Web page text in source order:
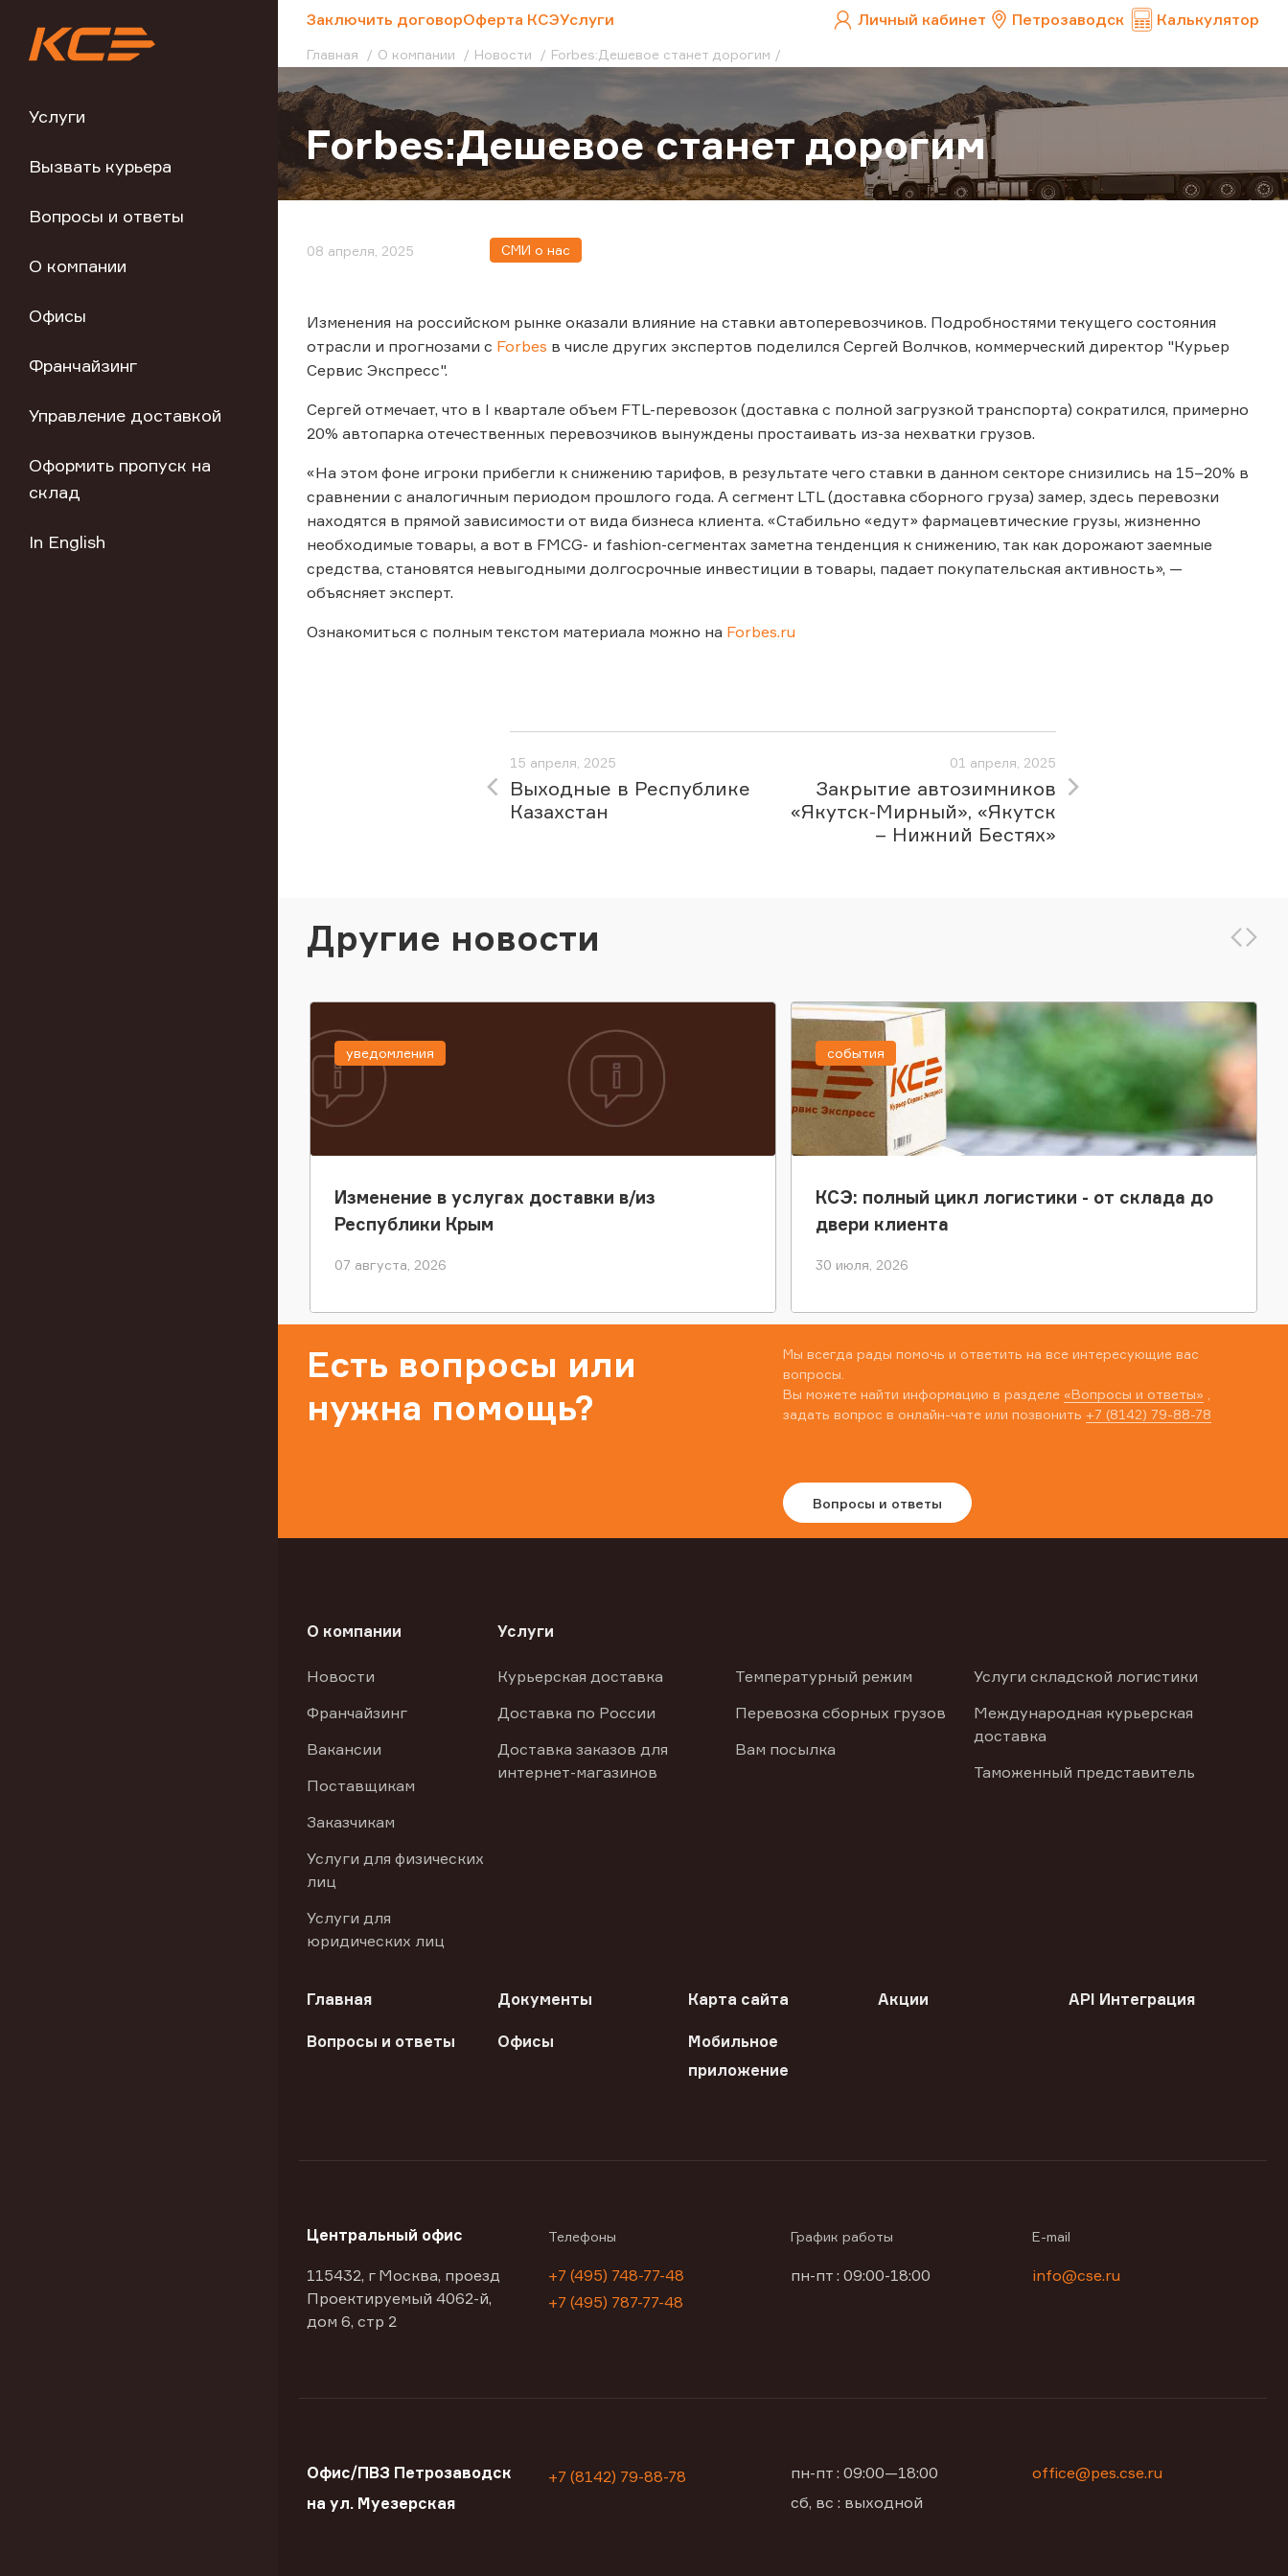
Услуги
Вызвать курьера
Вопросы и ответы
О компании
Офисы
Франчайзинг
Управление доставкой
Оформить пропуск на
склад
In English
Заключить договорОферта КСЭУслуги Личный кабинет Петрозаводск Калькулятор
Главная О компании Новости Forbes:Дешевое станет дорогим
Forbes:Дешевое станет дорогим
08 апреля, 2025 СМИ о нас
Изменения на российском рынке оказали влияние на ставки автоперевозчиков. Подробностями текущего состояния
отрасли и прогнозами с Forbes в числе других экспертов поделился Сергей Волчков, коммерческий директор "Курьер
Сервис Экспресс".
Сергей отмечает, что в I квартале объем FTL-перевозок (доставка с полной загрузкой транспорта) сократился, примерно
20% автопарка отечественных перевозчиков вынуждены простаивать из-за нехватки грузов.
«На этом фоне игроки прибегли к снижению тарифов, в результате чего ставки в данном секторе снизились на 15–20% в
сравнении с аналогичным периодом прошлого года. А сегмент LTL (доставка сборного груза) замер, здесь перевозки
находятся в прямой зависимости от вида бизнеса клиента. «Стабильно «едут» фармацевтические грузы, жизненно
необходимые товары, а вот в FMCG- и fashion-сегментах заметна тенденция к снижению, так как дорожают заемные
средства, становятся невыгодными долгосрочные инвестиции в товары, падает покупательская активность», —
объясняет эксперт.
Ознакомиться с полным текстом материала можно на Forbes.ru
15 апреля, 2025
Выходные в Республике
Казахстан
01 апреля, 2025
Закрытие автозимников
«Якутск-Мирный», «Якутск
– Нижний Бестях»
Другие новости
Изменение в услугах доставки в/из
Республики Крым
07 августа, 2026
уведомления
КСЭ: полный цикл логистики - от склада до
двери клиента
30 июля, 2026
события
Есть вопросы или
нужна помощь?
Мы всегда рады помочь и ответить на все интересующие вас
вопросы.
Вы можете найти информацию в разделе «Вопросы и ответы»
задать вопрос в онлайн-чате или позвонить +7 (8142) 79-88-78
Вопросы и ответы
О компании
Новости
Франчайзинг
Вакансии
Поставщикам
Заказчикам
Услуги для физических
лиц
Услуги для
юридических лиц
Услуги
Курьерская доставка
Доставка по России
Доставка заказов для
интернет-магазинов
Температурный режим
Перевозка сборных грузов
Вам посылка
Услуги складской логистики
Международная курьерская
доставка
Таможенный представитель
Главная Документы Карта сайта Акции API Интеграция
Вопросы и ответы Офисы
Мобильное
приложение
Центральный офис
115432, г Москва, проезд
Проектируемый 4062-й,
дом 6, стр 2
Телефоны
+7 (495) 748-77-48
+7 (495) 787-77-48
График работы
пн-пт : 09:00-18:00
E-mail
info@cse.ru
Офис/ПВЗ Петрозаводск
на ул. Муезерская
+7 (8142) 79-88-78
пн-пт : 09:00—18:00
сб, вс : выходной
office@pes.cse.ru